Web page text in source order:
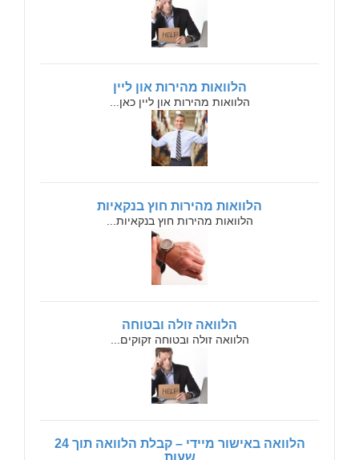
הלוואות מהירות און ליין
הלוואות מהירות און ליין כאן...
הלוואות מהירות חוץ בנקאיות
הלוואות מהירות חוץ בנקאיות...
הלוואה זולה ובטוחה
הלוואה זולה ובטוחה זקוקים...
הלוואה באישור מיידי – קבלת הלוואה תוך 24
שעות